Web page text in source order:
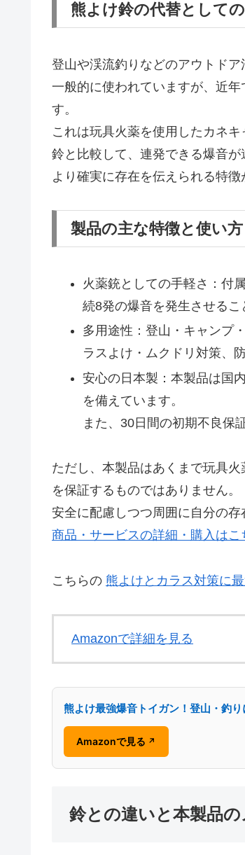
熊よけ鈴の代替として
登山や渓流釣りなどのアウトド
一般的に使われていますが、近
す。
これは玩具火薬を使用したカネ
鈴と比較して、連発できる爆音
より確実に存在を伝えられる特徴
製品の主な特徴と使い方
火薬銃としての手軽さ：付
続8発の爆音を発生させるこ
多用途性：登山・キャンプ
ラスよけ・ムクドリ対策、
安心の日本製：本製品は国
を備えています。
また、30日間の初期不良保
ただし、本製品はあくまで玩具
を保証するものではありません。
安全に配慮しつつ周囲に自分の存
商品・サービスの詳細・購入はこ
こちらの 熊よけとカラス対策に
Amazonで詳細を見る
熊よけ最強爆音トイガン！登山・釣
Amazonで見る ↗
鈴との違いと本製品